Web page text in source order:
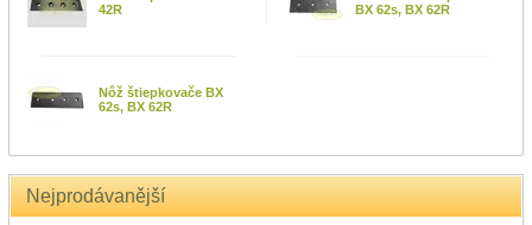
42R
BX 62s, BX 62R
Nôž štiepkovače BX
62s, BX 62R
Nejprodávanější